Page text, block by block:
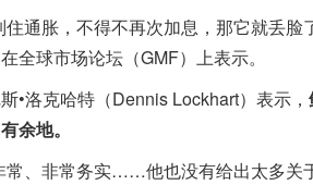
通胀，不得不再次加息，那它就丢脸
全球市场论坛（GMF）上表示。
•洛克哈特（Dennis Lockhart）表示，
余地。
常、非常务实……他也没有给出太多关